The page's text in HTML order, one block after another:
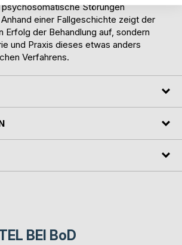
psychosomatische Störungen
einer Fallgeschichte zeigt der
Erfolg der Behandlung auf, sondern
und Praxis dieses etwas anders
Verfahrens.
BEI BoD